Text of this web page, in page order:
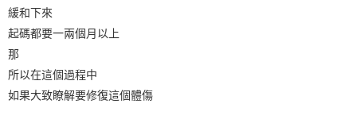
緩和下來
起碼都要一兩個月以上
那
所以在這個過程中
如果大致瞭解要修復這個體傷